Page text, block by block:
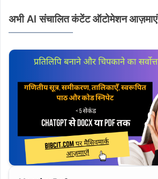
अभी AI संचालित कंटेंट ऑटोमेशन आज़माएं